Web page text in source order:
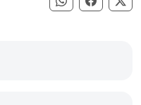
Compartir